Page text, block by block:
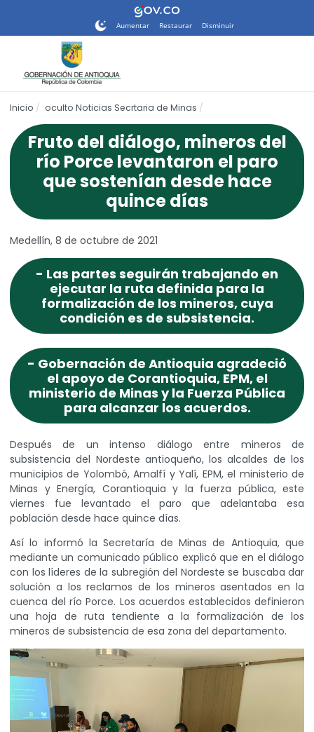
sitio
de
accesibilidad.
Aumentar Restaurar Disminuir
Inicio oculto Noticias Secrtaria de Minas
Fruto del diálogo, mineros del
río Porce levantaron el paro
que sostenían desde hace
quince días
Medellín, 8 de octubre de 2021
- Las partes seguirán trabajando en
ejecutar la ruta definida para la
formalización de los mineros, cuya
condición es de subsistencia.
- Gobernación de Antioquia agradeció
el apoyo de Corantioquia, EPM, el
ministerio de Minas y la Fuerza Pública
para alcanzar los acuerdos.
Después de un intenso diálogo entre mineros de
subsistencia del Nordeste antioqueño, los alcaldes de los
municipios de Yolombó, Amalfí y Yalí, EPM, el ministerio de
Minas y Energía, Corantioquia y la fuerza pública, este
viernes fue levantado el paro que adelantaba esa
población desde hace quince días.
Así lo informó la Secretaría de Minas de Antioquia, que
mediante un comunicado público explicó que en el diálogo
con los líderes de la subregión del Nordeste se buscaba dar
solución a los reclamos de los mineros asentados en la
cuenca del río Porce. Los acuerdos establecidos definieron
una hoja de ruta tendiente a la formalización de los
mineros de subsistencia de esa zona del departamento.